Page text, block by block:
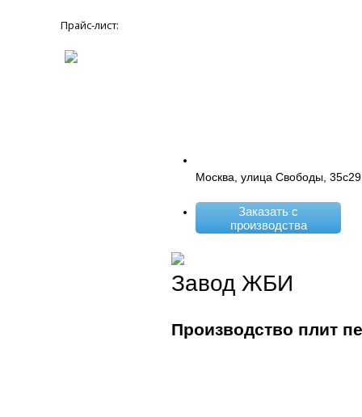
Прайс-лист:
Москва, улица Свободы, 35с29
Заказать с
производства
Завод ЖБИ
Производство плит